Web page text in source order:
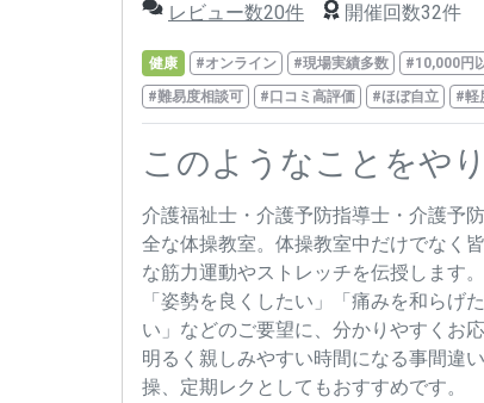
レビュー数20件 開催回数32件
健康 #オンライン #現場実績多数 #10,000円
#難易度相談可
#口コミ高評価 #ほぼ自立 #軽
このようなことをや
介護福祉士・介護予防指導士・介護予
全な体操教室。体操教室中だけでなく
な筋力運動やストレッチを伝授します。
「姿勢を良くしたい」「痛みを和らげ
い」などのご要望に、分かりやすくお応
明るく親しみやすい時間になる事間違
操、定期レクとしてもおすすめです。